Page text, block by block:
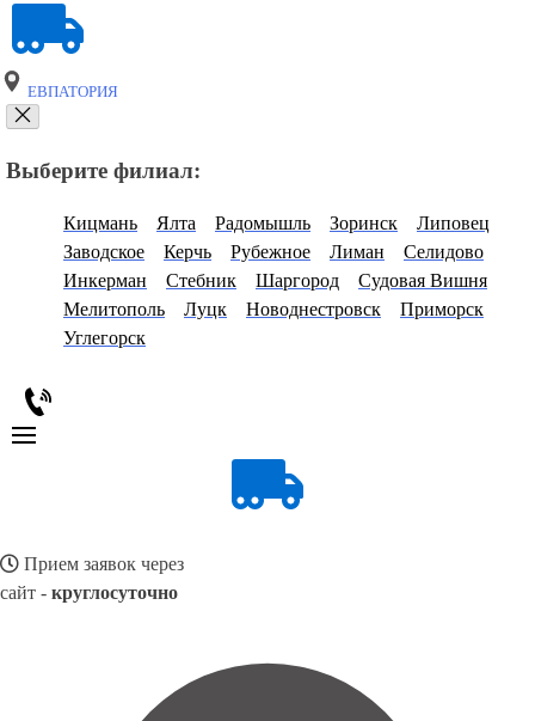
ЕВПАТОРИЯ
Выберите филиал:
Кицмань Ялта Радомышль Зоринск
Липовец
Заводское
Керчь Рубежное Лиман
Селидово
Инкерман
Стебник Шаргород
Судовая Вишня
Мелитополь
Луцк Новоднестровск
Приморск
Углегорск
Прием заявок через
сайт - круглосуточно